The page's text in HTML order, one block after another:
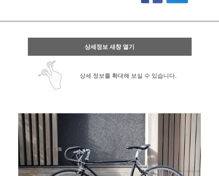
상세정보 새창 열기
상세 정보를 확대해 보실 수 있습니다.